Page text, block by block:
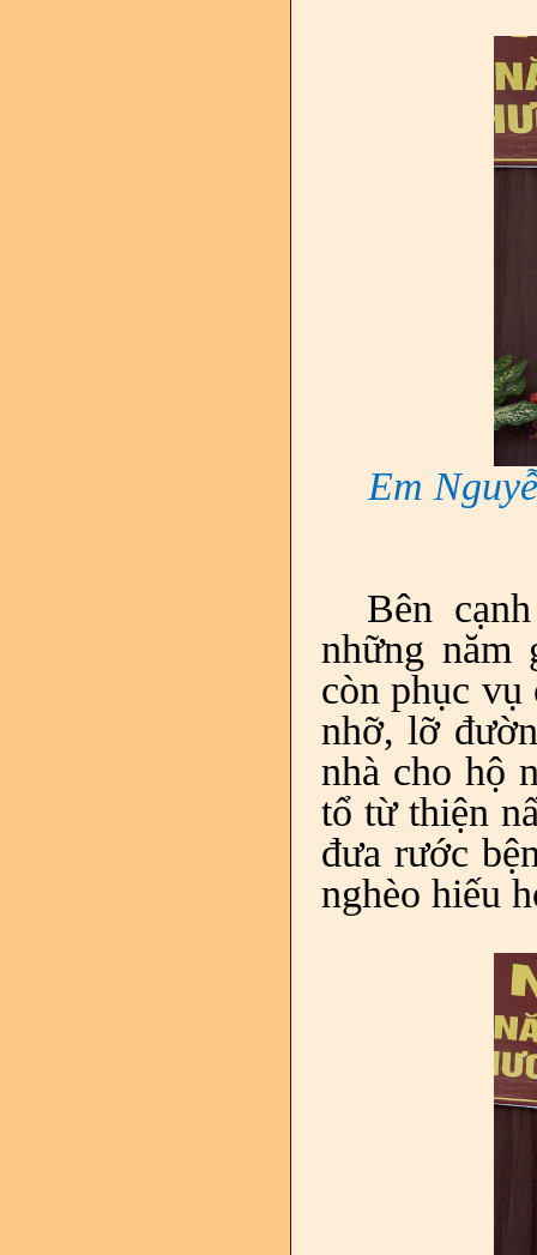
Em
Bên
những năm
còn phục vụ
nhỡ, lỡ
nhà cho hộ
tổ từ thiện
đưa rước
nghèo hiếu